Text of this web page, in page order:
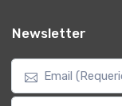
Newsletter